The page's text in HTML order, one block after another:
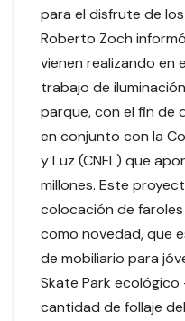
para el disfrute de
Roberto Zoch
vienen realizando en
trabajo de
parque, con el fin de
en conjunto con la
y Luz (CNFL) que
millones. Este
colocación de
como novedad, que
de mobiliario para
Skate Park
cantidad de follaje